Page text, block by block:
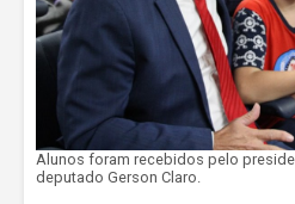
Alunos foram recebidos pelo
deputado Gerson Claro.